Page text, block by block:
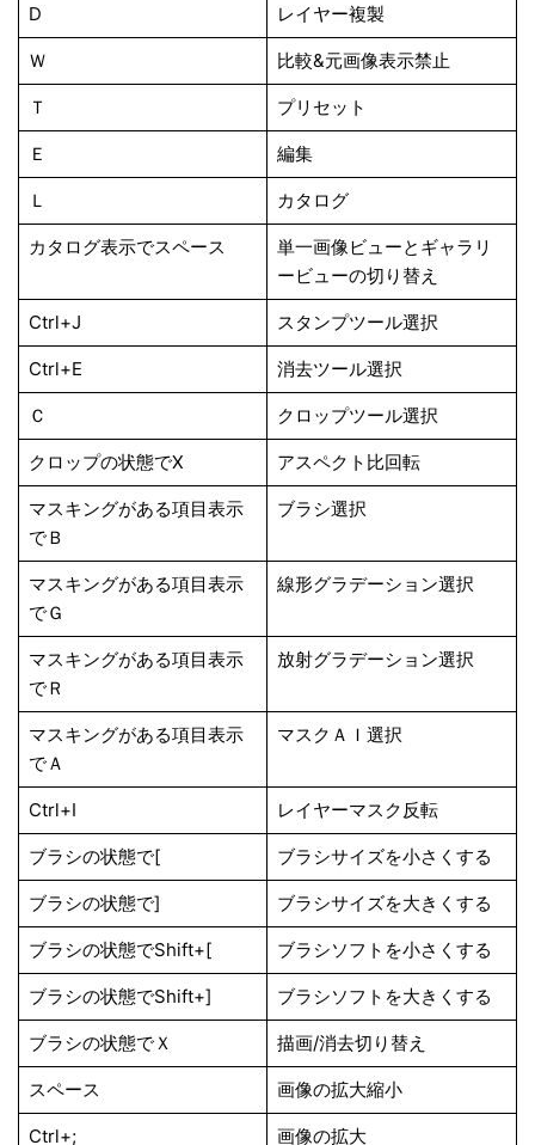
D レイヤー複製
Ｗ 比較&元画像表示禁止
Ｔ プリセット
Ｅ 編集
Ｌ カタログ
カタログ表示でスペース
単一画像ビューとギャラリ
ービューの切り替え
Ctrl+J スタンプツール選択
Ctrl+E 消去ツール選択
Ｃ クロップツール選択
クロップの状態でX アスペクト比回転
マスキングがある項目表示
でＢ
ブラシ選択
マスキングがある項目表示
でＧ
線形グラデーション選択
マスキングがある項目表示
でＲ
放射グラデーション選択
マスキングがある項目表示
でＡ
マスクＡＩ選択
Ctrl+I レイヤーマスク反転
ブラシの状態で[ ブラシサイズを小さくする
ブラシの状態で] ブラシサイズを大きくする
ブラシの状態でShift+[ ブラシソフトを小さくする
ブラシの状態でShift+] ブラシソフトを大きくする
ブラシの状態でＸ 描画/消去切り替え
スペース 画像の拡大縮小
Ctrl+; 画像の拡大